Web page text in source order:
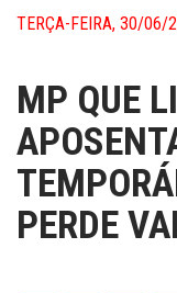
TERÇA-FEIRA, 30/06/
MP QUE
PERDE